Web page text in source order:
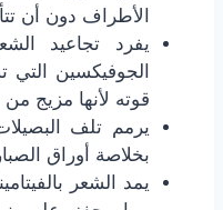
الأطراف دون أن
يفرد تجاعيد
الجوفيكسين التي
قوته لأنها مزيج من
يرمم تلف
بخلاصة أوراق
يمد الشعر